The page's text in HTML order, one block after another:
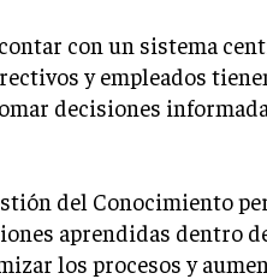
con un sistema
y empleados
decisiones
del Conocimiento
aprendidas dentro
los procesos y